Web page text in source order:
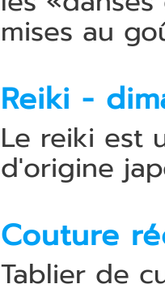
mises au
Reiki -
Le reiki est
d'origine
Couture
Tablier de